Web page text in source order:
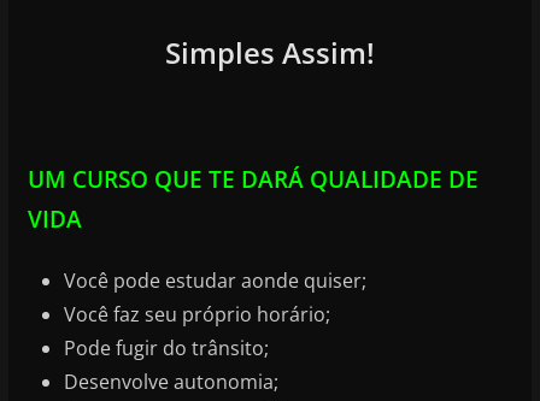
Simples Assim!
UM CURSO QUE TE DARÁ QUALIDADE DE
VIDA
Você pode estudar aonde quiser;
Você faz seu próprio horário;
Pode fugir do trânsito;
Desenvolve autonomia;